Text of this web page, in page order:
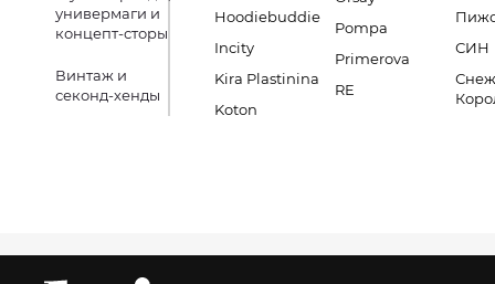
универмаги и
концепт-сторы
Винтаж и
секонд-хенды
Hoodiebuddie
Incity
Kira Plastinina
Koton
Pompa
Primerova
RE
СИН